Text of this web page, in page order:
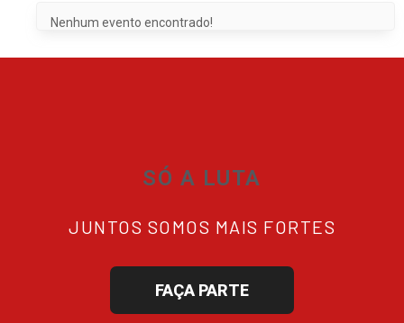
Nenhum evento encontrado!
SÓ A LUTA
JUNTOS SOMOS MAIS FORTES
FAÇA PARTE